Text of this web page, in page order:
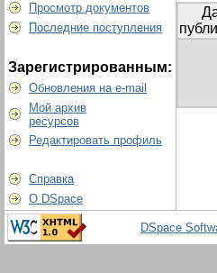
Просмотр документов
Последние поступления
Зарегистрированным:
Обновления на e-mail
Мой архив
ресурсов
Редактировать профиль
Справка
О DSpace
DSpace